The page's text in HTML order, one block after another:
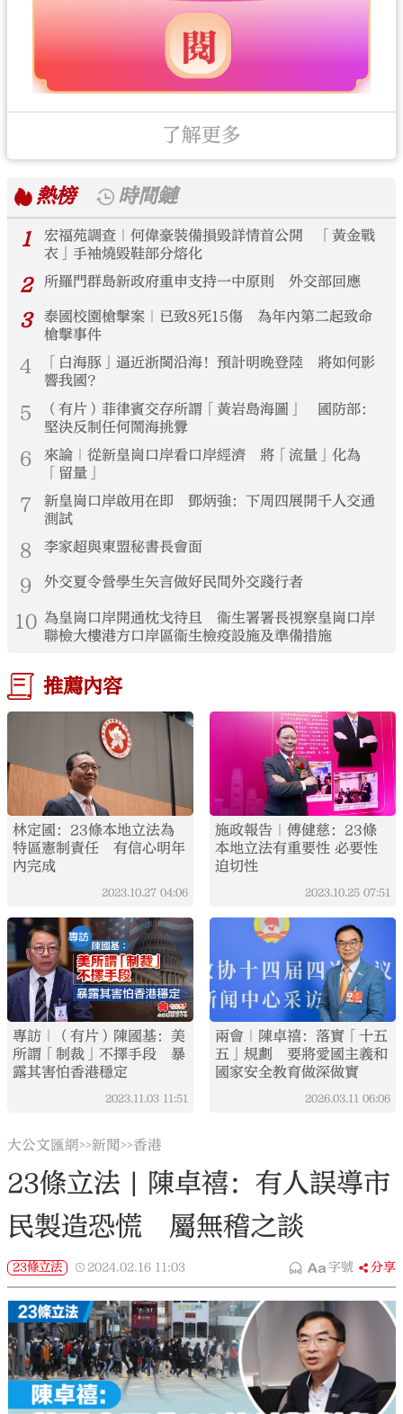
了解更多
熱榜
時間鏈
1
宏福苑調查｜何偉豪裝備損毀詳情首公開 「黃金戰
衣」手袖燒毀鞋部分熔化
2 所羅門群島新政府重申支持一中原則 外交部回應
3
泰國校園槍擊案｜已致8死15傷 為年內第二起致命
槍擊事件
4
「白海豚」逼近浙閩沿海！預計明晚登陸 將如何影
響我國？
5
（有片）菲律賓交存所謂「黃岩島海圖」 國防部：
堅決反制任何鬧海挑釁
6
來論｜從新皇崗口岸看口岸經濟 將「流量」化為
「留量」
7
新皇崗口岸啟用在即 鄧炳強：下周四展開千人交通
測試
8 李家超與東盟秘書長會面
9 外交夏令營學生矢言做好民間外交踐行者
10 為皇崗口岸開通枕戈待旦 衞生署署長視察皇崗口岸
聯檢大樓港方口岸區衞生檢疫設施及準備措施
推薦內容
林定國：23條本地立法為
特區憲制責任 有信心明年
內完成
2023.10.27 04:06
施政報告｜傅健慈：23條
本地立法有重要性 必要性
迫切性
2023.10.25 07:51
專訪｜（有片）陳國基：美
所謂「制裁」不擇手段 暴
露其害怕香港穩定
2023.11.03 11:51
兩會｜陳卓禧：落實「十五
五」規劃 要將愛國主義和
國家安全教育做深做實
2026.03.11 06:06
大公文匯網>>新聞>>香港
23條立法 | 陳卓禧：有人誤導市
民製造恐慌 屬無稽之談
23條立法 2024.02.16 11:03 字號 分享